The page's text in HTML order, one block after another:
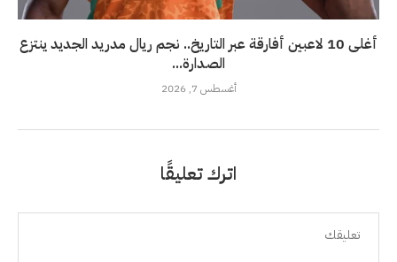
أغلى 10 لاعبين أفارقة عبر التاريخ.. نجم ريال مدريد الجديد ينتزع
الصدارة...
أغسطس 7, 2026
اترك تعليقًا